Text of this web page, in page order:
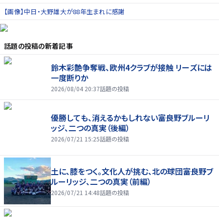
【画像】中日・大野雄大が88年生まれに感謝
話題の投稿の新着記事
鈴木彩艶争奪戦、欧州4クラブが接触 リーズには
一度断りか
2026/08/04 20:37話題の投稿
優勝しても、消えるかもしれない――富良野ブルーリ
ッジ、二つの真実（後編）
2026/07/21 15:25話題の投稿
土に、膝をつく。文化人が挑む、北の球団――富良野ブ
ルーリッジ、二つの真実（前編）
2026/07/21 14:48話題の投稿